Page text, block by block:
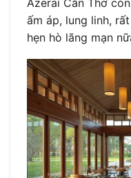
ấm áp, lung linh,
hẹn hò lãng mạn